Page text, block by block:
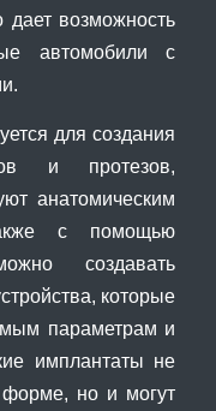
возможность
автомобили с
для создания
и протезов,
анатомическим
с помощью
создавать
которые
параметрам и
имплантаты не
форме, но и могут